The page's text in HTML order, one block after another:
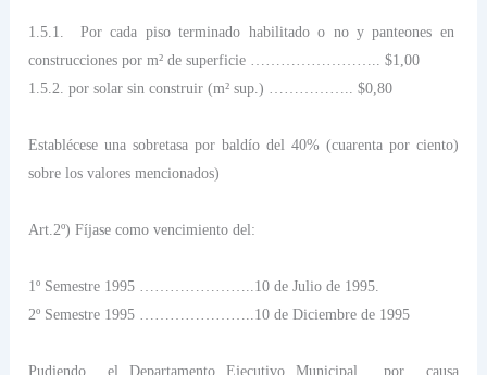
1.5.1.
Por cada piso terminado habilitado o no y panteones en
construcciones por m² de superficie …………………….. $1,00
1.5.2. por solar sin construir (m² sup.) …………….. $0,80
Establécese una sobretasa por baldío del 40% (cuarenta por ciento)
sobre los valores mencionados)
Art.2º) Fíjase como vencimiento del:
1º Semestre 1995 …………………..10 de Julio de 1995.
2º Semestre 1995 …………………..10 de Diciembre de 1995
Pudiendo el Departamento Ejecutivo Municipal, por
causa